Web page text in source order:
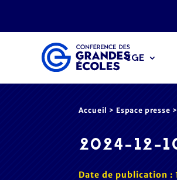
CGE
Accueil > Espace presse
2024-12-
Date de publication :